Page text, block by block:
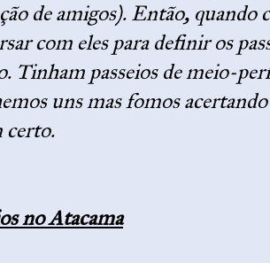
de amigos). Então, quando
com eles para definir os
Tinham passeios de meio-
uns mas fomos
certo.
no Atacama